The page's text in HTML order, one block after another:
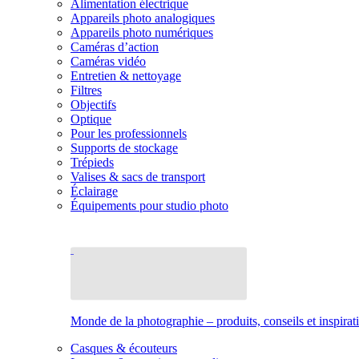
Alimentation électrique
Appareils photo analogiques
Appareils photo numériques
Caméras d’action
Caméras vidéo
Entretien & nettoyage
Filtres
Objectifs
Optique
Pour les professionnels
Supports de stockage
Trépieds
Valises & sacs de transport
Éclairage
Équipements pour studio photo
Monde de la photographie – produits, conseils et
Casques & écouteurs